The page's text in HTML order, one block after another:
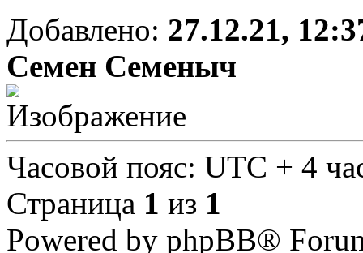
Добавлено: 27.12.21,
Семен Семеныч
Часовой пояс: UTC + 4
Страница 1 из 1
Powered by phpBB®